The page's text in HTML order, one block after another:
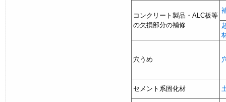
コンクリート製品・ALC板等
の欠損部分の補修
穴うめ
セメント系固化材